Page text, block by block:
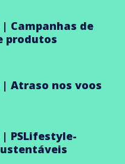
| Campanhas de
produtos
| Atraso nos voos
| PSLifestyle-